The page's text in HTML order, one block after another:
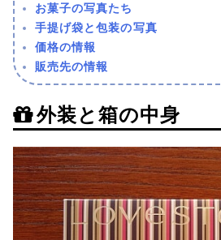
お菓子の写真たち
手提げ袋と包装の写真
価格の情報
販売先の情報
外装と箱の中身